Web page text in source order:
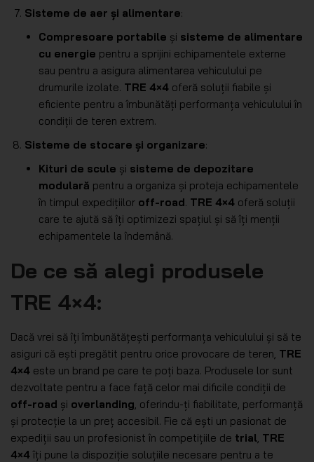
Sisteme de aer și alimentare:
Compresoare portabile și sisteme de alimentare
cu energie pentru a sprijini echipamentele externe
sau pentru a asigura alimentarea vehiculului pe
drumurile izolate. TRE 4×4 oferă soluții fiabile și
eficiente pentru a îmbunătăți performanța vehiculului în
condiții de teren extrem.
Sisteme de stocare și organizare:
Kituri de scule și sisteme de depozitare
modulară pentru a organiza și proteja echipamentele
în timpul expedițiilor off-road. TRE 4×4 oferă soluții
care te ajută să îți optimizezi spațiul și să îți menții
echipamentele la îndemână.
De ce să alegi produsele
TRE 4×4:
Dacă vrei să îți îmbunătățești performanța vehiculului și să te
asiguri că ești pregătit pentru orice provocare de teren, TRE
4×4 este un brand pe care te poți baza. Produsele lor sunt
dezvoltate pentru a face față celor mai dificile condiții de
off-road și overlanding , oferindu-ți fiabilitate, performanță
și protecție la un preț accesibil. Fie că ești un pasionat de
expediții sau un profesionist în competițiile de trial TRE
4×4îți pune la dispoziție soluțiile necesare pentru a te